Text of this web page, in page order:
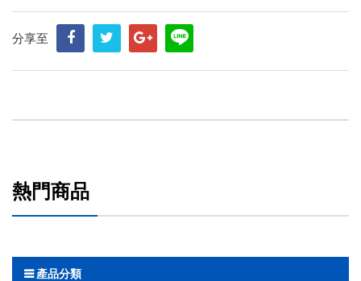
分享至
熱門商品
產品分類